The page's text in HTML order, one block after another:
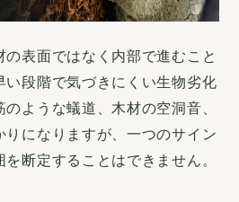
表面ではなく内部で進むこと
段階で気づきにくい生物劣化
ような蟻道、木材の空洞音、
になりますが、一つのサイン
断定することはできません。